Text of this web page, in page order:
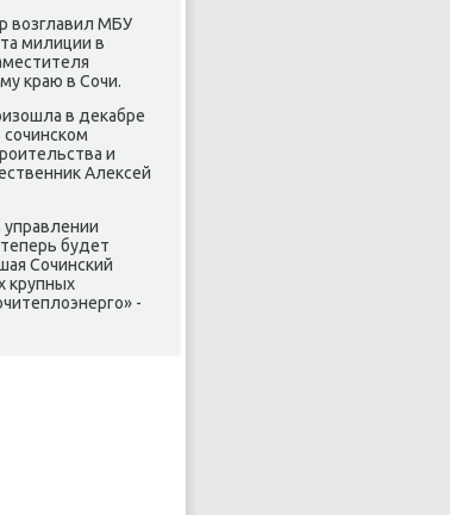
возглавил МБУ
милиции в
краю в Сочи.
в декабре
и
Алексей
будет
Сочинский
крупных
-